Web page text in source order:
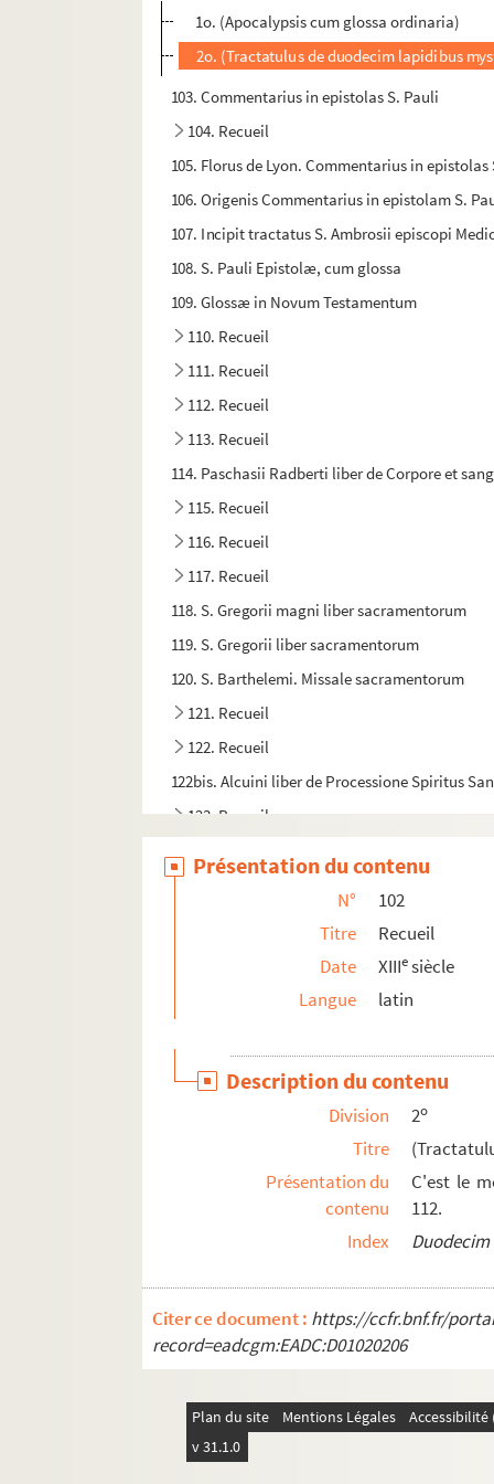
1o. (Apocalypsis cum glossa ordinaria)
2o. (Tractatulus de duodecim lapidibus
103. Commentarius in epistolas S. Pauli
104. Recueil
105. Florus de Lyon. Commentarius in epistolas
106. Origenis Commentarius in epistolam S.
107. Incipit tractatus S. Ambrosii episcopi
108. S. Pauli Epistolæ, cum glossa
109. Glossæ in Novum Testamentum
110. Recueil
111. Recueil
112. Recueil
113. Recueil
114. Paschasii Radberti liber de Corpore et
115. Recueil
116. Recueil
117. Recueil
118. S. Gregorii magni liber sacramentorum
119. S. Gregorii liber sacramentorum
120. S. Barthelemi. Missale sacramentorum
121. Recueil
122. Recueil
122bis. Alcuini liber de Processione Spiritus
123. Recueil
125. Jacobi de Ancarano) Consolatio
130. S. Augustini de Trinitate
131. Incipit liber Aurelii Augustini de
134. Recueil
137. Pauli Orosii historiæ [ Le livre des
138. De miraculis divina potestate factis. «
139. Recueil
140. Recueil
141-143. Alexandri Halensis summa
146. Recueil de divers ouvrages ascétiques
Présentation du contenu
N°
102
Titre
Recueil
Date
XIIIesiècle
Langue
latin
Description du contenu
Division 2o
Titre
Présentation du
contenu
C'est le
112.
Index
Citer ce document : https://ccfr.bnf.fr/
record=eadcgm:EADC:D01020206
Plan du site Mentions Légales
v 31.1.0